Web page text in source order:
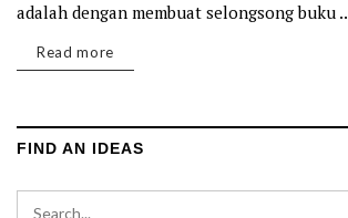
adalah dengan membuat selongsong buku
Read moreDetails
FIND AN IDEAS